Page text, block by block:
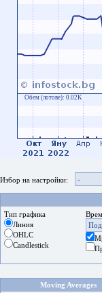
Обем (лотове): 0.02K
Избор на настройки: -
Тип графика
Линия
OHLC
Candlestick
Moving Averages